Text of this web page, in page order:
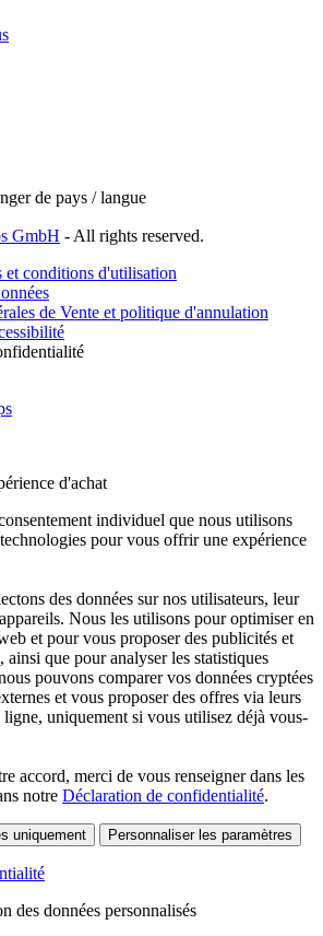
de pays / langue
GmbH - All rights reserved.
et conditions d'utilisation
de Vente et politique d'annulation
d'achat
individuel que nous utilisons
pour vous offrir une expérience
des données sur nos utilisateurs, leur
Nous les utilisons pour optimiser en
et pour vous proposer des publicités et
ainsi que pour analyser les statistiques
pouvons comparer vos données cryptées
et vous proposer des offres via leurs
uniquement si vous utilisez déjà vous-
accord, merci de vous renseigner dans les
notre Déclaration de confidentialité.
uniquement Personnaliser les paramètres
des données personnalisés